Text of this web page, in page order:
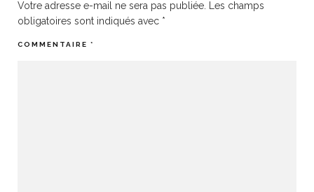
Votre adresse e-mail ne sera pas publiée.
Les champs
obligatoires sont indiqués avec *
COMMENTAIRE *